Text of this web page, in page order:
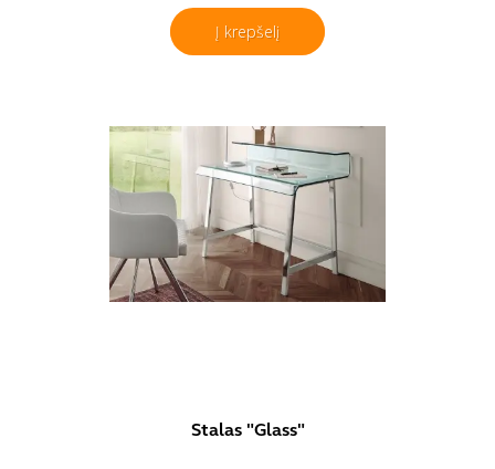
Į krepšelį
Stalas "Glass"